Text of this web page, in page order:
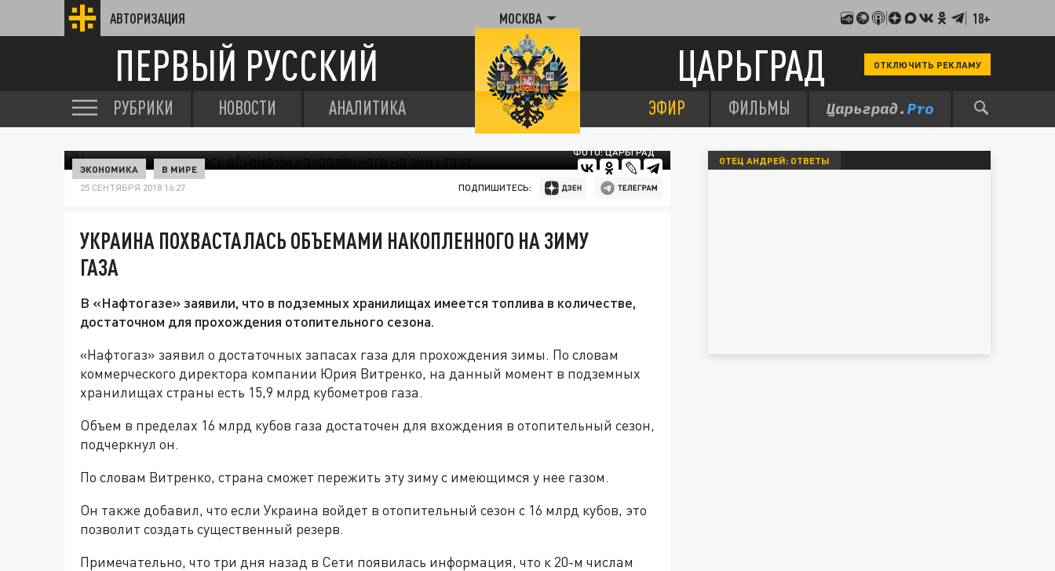
АВТОРИЗАЦИЯ МОСКВА 18+
ПЕРВЫЙ РУССКИЙ ЦАРЬГРАД ОТКЛЮЧИТЬ РЕКЛАМУ
РУБРИКИ НОВОСТИ АНАЛИТИКА ЭФИР ФИЛЬМЫ
ФОТО: ЦАРЬГРАД
ЭКОНОМИКА В МИРЕ
25 СЕНТЯБРЯ 2018 16:27 ПОДПИШИТЕСЬ:
УКРАИНА ПОХВАСТАЛАСЬ ОБЪЕМАМИ НАКОПЛЕННОГО НА ЗИМУ
ГАЗА
В «Нафтогазе» заявили, что в подземных хранилищах имеется топлива в количестве,
достаточном для прохождения отопительного сезона.
«Нафтогаз» заявил о достаточных запасах газа для прохождения зимы. По словам
коммерческого директора компании Юрия Витренко, на данный момент в подземных
хранилищах страны есть 15,9 млрд кубометров газа.
Объем в пределах 16 млрд кубов газа достаточен для вхождения в отопительный сезон,
подчеркнул он.
По словам Витренко, страна сможет пережить эту зиму с имеющимся у нее газом.
Он также добавил, что если Украина войдет в отопительный сезон с 16 млрд кубов, это
позволит создать существенный резерв.
Примечательно, что три дня назад в Сети появилась информация, что к 20-м числам
ОТЕЦ АНДРЕЙ: ОТВЕТЫ